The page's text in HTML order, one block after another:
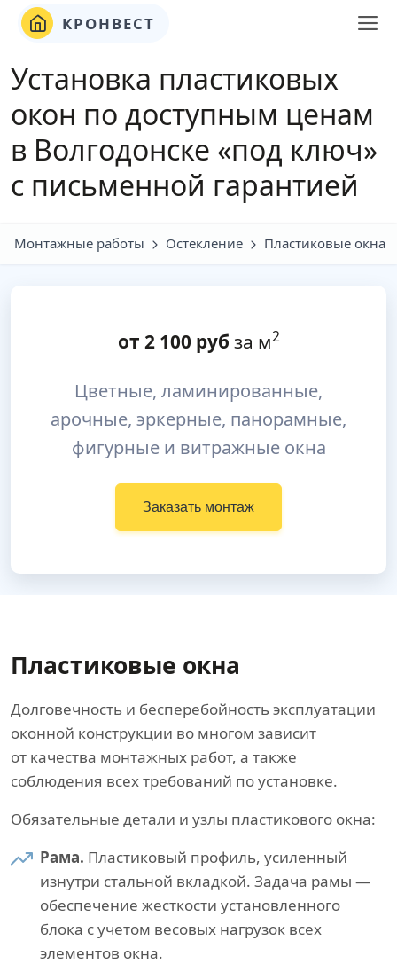
КРОНВЕСТ
Установка пластиковых
окон по доступным ценам
в Волгодонске «под ключ»
с письменной гарантией
Монтажные работы Остекление Пластиковые окна
от 2 100руб за м2
Цветные, ламинированные,
арочные, эркерные, панорамные,
фигурные и витражные окна
Заказать монтаж
Пластиковые окна
Долговечность и бесперебойность эксплуатации
оконной конструкции во многом зависит
от качества монтажных работ, а также
соблюдения всех требований по установке.
Обязательные детали и узлы пластикового окна:
Рама. Пластиковый профиль, усиленный
изнутри стальной вкладкой. Задача рамы —
обеспечение жесткости установленного
блока с учетом весовых нагрузок всех
элементов окна.